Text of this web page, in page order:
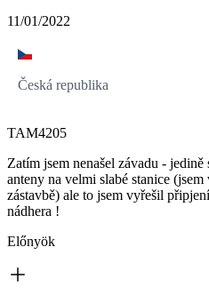
11/01/2022
Česká republika
TAM4205
Zatím jsem nenašel závadu -
anteny na velmi slabé stanice
zástavbě) ale to jsem vyřešil
nádhera !
Előnyök